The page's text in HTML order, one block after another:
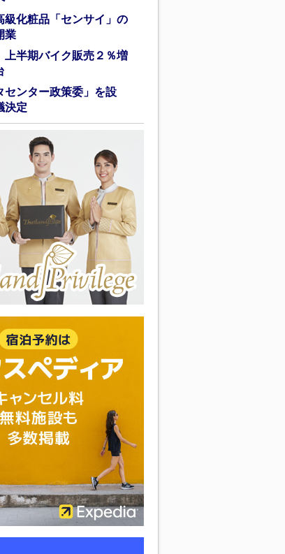
級化粧品「センサイ」の
業
上半期バイク販売２％増
センター政策委」を設
決定